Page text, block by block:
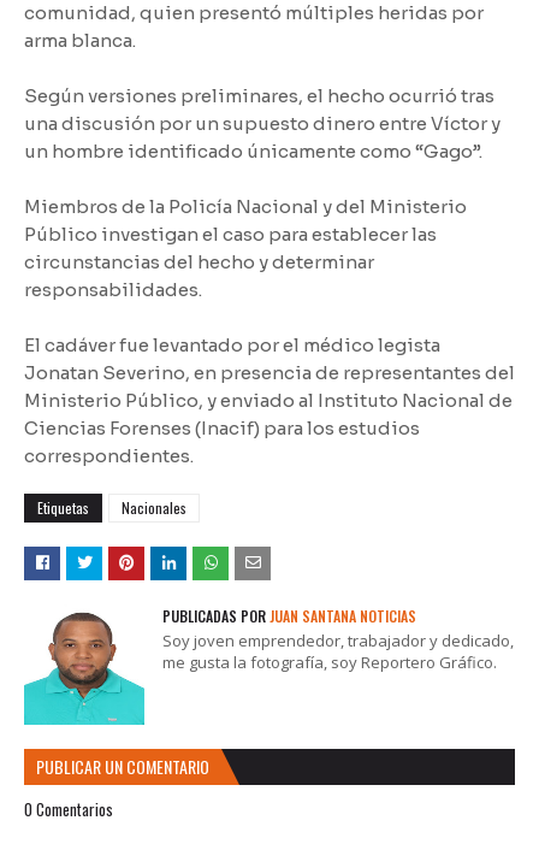
comunidad, quien presentó múltiples heridas por
arma blanca.
Según versiones preliminares, el hecho ocurrió tras
una discusión por un supuesto dinero entre Víctor y
un hombre identificado únicamente como “Gago”.
Miembros de la Policía Nacional y del Ministerio
Público investigan el caso para establecer las
circunstancias del hecho y determinar
responsabilidades.
El cadáver fue levantado por el médico legista
Jonatan Severino, en presencia de representantes del
Ministerio Público, y enviado al Instituto Nacional de
Ciencias Forenses (Inacif) para los estudios
correspondientes.
Etiquetas Nacionales
PUBLICADAS PORJUAN SANTANA NOTICIAS
Soy joven emprendedor, trabajador y dedicado,
me gusta la fotografía, soy Reportero Gráfico.
PUBLICAR UN COMENTARIO
0 Comentarios